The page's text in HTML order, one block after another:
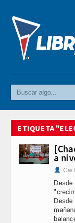
ETIQUETA
a
Desde